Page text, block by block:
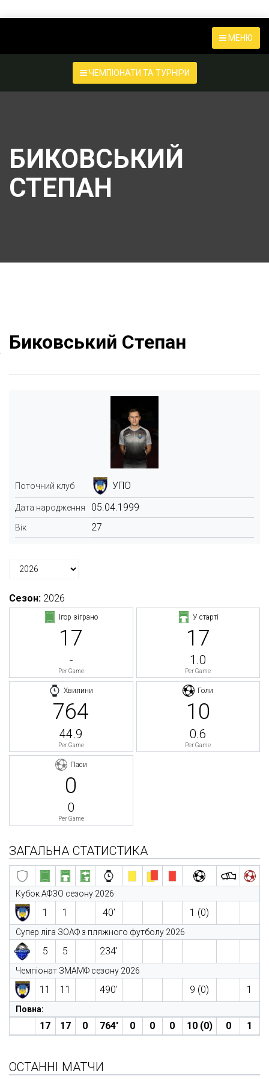
МЕНЮ
ЧЕМПІОНАТИ ТА ТУРНІРИ
БИКОВСЬКИЙ
СТЕПАН
Биковський Степан
Поточний клуб УПО
Дата народження 05.04.1999
Вік 27
Сезон: 2026
Ігор зіграно
17
-
Per Game
У старті
17
1.0
Per Game
Хвилини
764
44.9
Per Game
Голи
10
0.6
Per Game
Паси
0
0
Per Game
ЗАГАЛЬНА СТАТИСТИКА
Кубок АФЗО сезону 2026
1 1 40′ 1 (0)
Супер ліга ЗОАФ з пляжного футболу 2026
5 5 234′
Чемпіонат ЗМАМФ сезону 2026
11 11 490′ 9 (0) 1
Повна:
17 17 0 764′ 0 0 0 10 (0) 0 1
ОСТАННІ МАТЧИ